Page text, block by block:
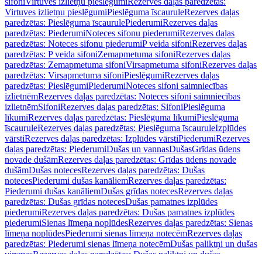
Virtuves izlietņu pieslēgumiPieslēguma īscauruleRezerves daļas
paredzētas: Pieslēguma īscaurulePiederumiRezerves daļas
paredzētas: PiederumiNoteces sifonu piederumiRezerves daļas
paredzētas: Noteces sifonu piederumiP veida sifoniRezerves daļas
paredzētas: P veida sifoniZemapmetuma sifoniRezerves daļas
paredzētas: Zemapmetuma sifoniVirsapmetuma sifoniRezerves daļas
paredzētas: Virsapmetuma sifoniPieslēgumiRezerves daļas
paredzētas: PieslēgumiPiederumiNoteces sifoni saimniecības
izlietnēmRezerves daļas paredzētas: Noteces sifoni saimniecības
izlietnēmSifoniRezerves daļas paredzētas: SifoniPieslēguma
līkumiRezerves daļas paredzētas: Pieslēguma līkumiPieslēguma
īscauruleRezerves daļas paredzētas: Pieslēguma īscauruleIzplūdes
vārstiRezerves daļas paredzētas: Izplūdes vārstiPiederumiRezerves
daļas paredzētas: PiederumiDušas un vannasDušasGrīdas ūdens
novade dušāmRezerves daļas paredzētas: Grīdas ūdens novade
dušāmDušas notecesRezerves daļas paredzētas: Dušas
notecesPiederumi dušas kanāliemRezerves daļas paredzētas:
Piederumi dušas kanāliemDušas grīdas notecesRezerves daļas
paredzētas: Dušas grīdas notecesDušas pamatnes izplūdes
piederumiRezerves daļas paredzētas: Dušas pamatnes izplūdes
piederumiSienas līmeņa noplūdesRezerves daļas paredzētas: Sienas
līmeņa noplūdesPiederumi sienas līmeņa notecēmRezerves daļas
paredzētas: Piederumi sienas līmeņa notecēmDušas paliktņi un dušas